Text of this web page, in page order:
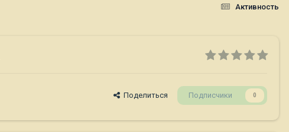
Активность
Поделиться Подписчики 0